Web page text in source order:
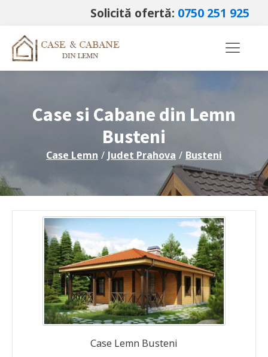
Solicită ofertă: 0750 251 925
Case si Cabane din Lemn
Busteni
Case Lemn / Judet Prahova / Busteni
Case Lemn Busteni